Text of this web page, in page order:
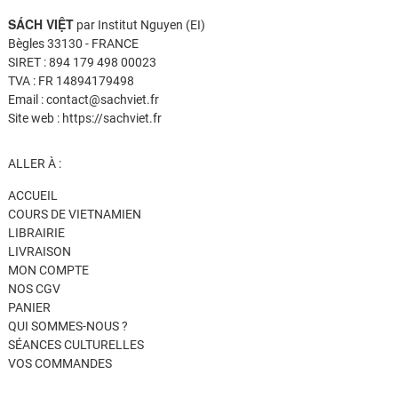
SÁCH VIỆTpar Institut Nguyen (EI)
Bègles 33130 - FRANCE
SIRET : 894 179 498 00023
TVA : FR 14894179498
Email : contact@sachviet.fr
Site web : https://sachviet.fr
ALLER À :
ACCUEIL
COURS DE VIETNAMIEN
LIBRAIRIE
LIVRAISON
MON COMPTE
NOS CGV
PANIER
QUI SOMMES-NOUS ?
SÉANCES CULTURELLES
VOS COMMANDES